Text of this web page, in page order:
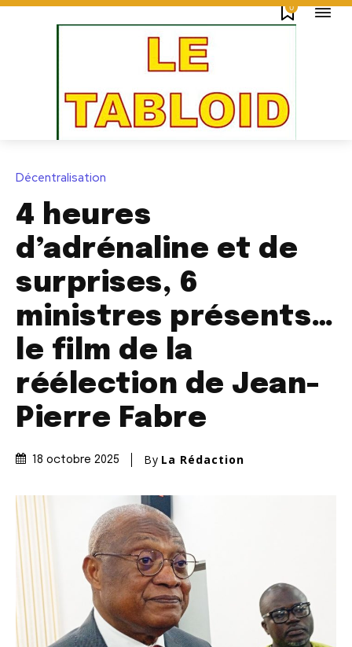
0
Décentralisation
4 heures
d’adrénaline et de
surprises, 6
ministres présents…
le film de la
réélection de Jean-
Pierre Fabre
18 octobre 2025 By La Rédaction